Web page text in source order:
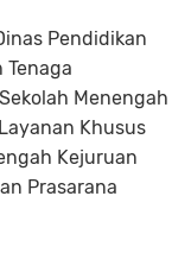
Pendidikan
Menengah
Khusus
Kejuruan
Prasarana